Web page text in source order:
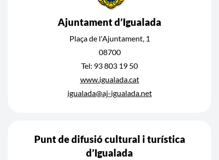
Ajuntament d’Igualada
Plaça de l'Ajuntament, 1
08700
Tel: 93 803 19 50
www.igualada.cat
igualada@aj-igualada.net
Punt de difusió cultural i turística
d’Igualada